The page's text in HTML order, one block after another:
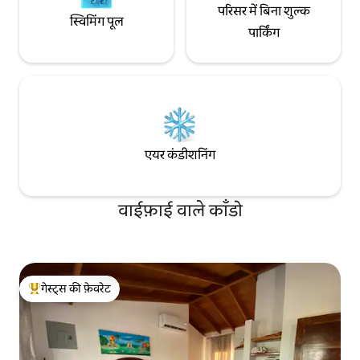
स्विमिंग पूल
परिसर में बिना शुल्क
पार्किंग
एयर कंडीशनिंग
वाईफ़ाई वाले काँडो
गेस्ट्स का टॉप फ़ेवरेट
गेस्ट्स की फ़ेवरेट